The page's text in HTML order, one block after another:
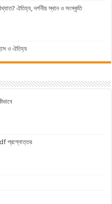
ঐতিহ্য, দর্শনীয় স্থান ও সংস্কৃতি
ও ঐতিহ্য
প্রশ্নোত্তর